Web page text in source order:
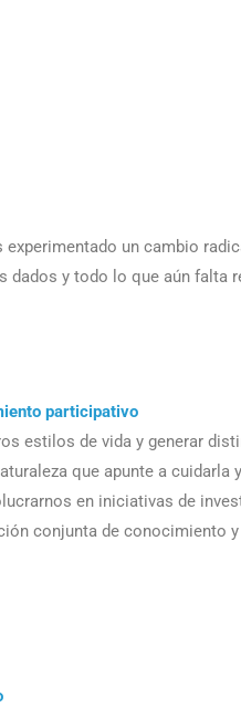
un cambio
dados y todo lo que aún falta
participativo
estilos de vida y generar
que apunte a
en iniciativas de
conjunta de conocimiento